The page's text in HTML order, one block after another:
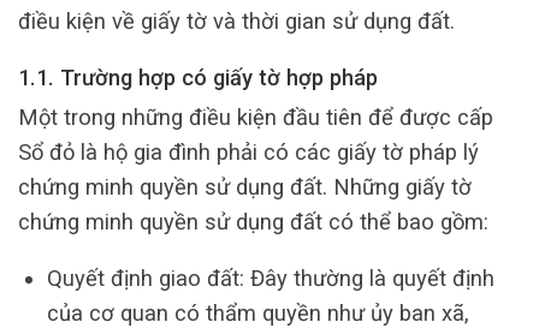
điều kiện về giấy tờ và thời gian sử dụng đất.
1.1. Trường hợp có giấy tờ hợp pháp
Một trong những điều kiện đầu tiên để được cấp
Sổ đỏ là hộ gia đình phải có các giấy tờ pháp lý
chứng minh quyền sử dụng đất. Những giấy tờ
chứng minh quyền sử dụng đất có thể bao gồm:
Quyết định giao đất: Đây thường là quyết định
của cơ quan có thẩm quyền như ủy ban xã,